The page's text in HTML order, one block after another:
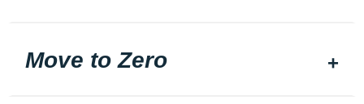
Move to Zero